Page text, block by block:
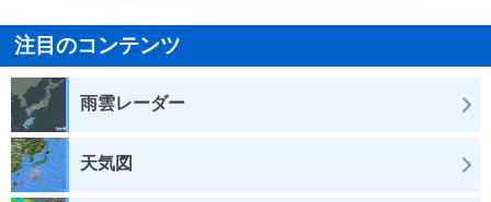
注目のコンテンツ
雨雲レーダー
天気図